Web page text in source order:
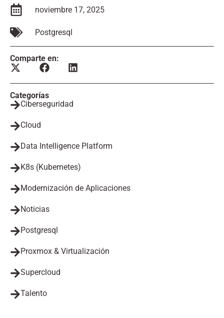
noviembre 17, 2025
Postgresql
Comparte en:
Categorías
Ciberseguridad
Cloud
Data Intelligence Platform
K8s (Kubernetes)
Modernización de Aplicaciones
Noticias
Postgresql
Proxmox & Virtualización
Supercloud
Talento